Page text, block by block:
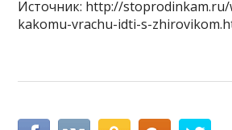
Источник: http://
kakomu-vrachu-idti-s-